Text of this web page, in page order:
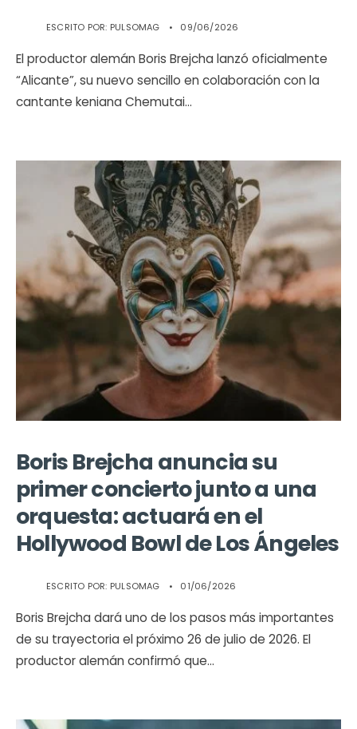
ESCRITO POR: PULSOMAG • 09/06/2026
El productor alemán Boris Brejcha lanzó oficialmente
“Alicante”, su nuevo sencillo en colaboración con la
cantante keniana Chemutai...
Boris Brejcha anuncia su
primer concierto junto a una
orquesta: actuará en el
Hollywood Bowl de Los Ángeles
ESCRITO POR: PULSOMAG • 01/06/2026
Boris Brejcha dará uno de los pasos más importantes
de su trayectoria el próximo 26 de julio de 2026. El
productor alemán confirmó que...